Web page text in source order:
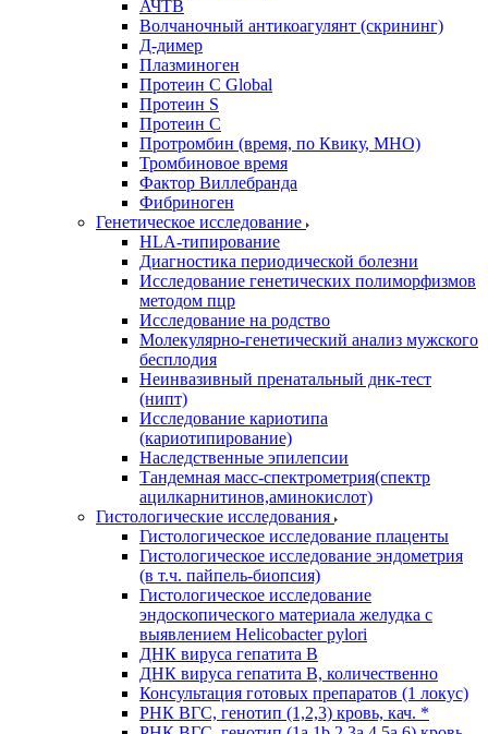
АЧТВ
Волчаночный антикоагулянт (скрининг)
Д-димер
Плазминоген
Протеин C Global
Протеин S
Протеин С
Протромбин (время, по Квику, МНО)
Тромбиновое время
Фактор Виллебранда
Фибриноген
Генетическое исследование
HLA-типирование
Диагностика периодической болезни
Исследование генетических полиморфизмов
методом пцр
Исследование на родство
Молекулярно-генетический анализ мужского
бесплодия
Неинвазивный пренатальный днк-тест
(нипт)
Исследование кариотипа
(кариотипирование)
Наследственные эпилепсии
Тандемная масс-спектрометрия(спектр
ацилкарнитинов,аминокислот)
Гистологические исследования
Гистологическое исследование плаценты
Гистологическое исследование эндометрия
(в т.ч. пайпель-биопсия)
Гистологическое исследование
эндоскопического материала желудка с
выявлением Helicobacter pylori
ДНК вируса гепатита B
ДНК вируса гепатита B, количественно
Консультация готовых препаратов (1 локус)
РНК ВГC, генотип (1,2,3) кровь, кач. *